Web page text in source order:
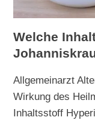
Welche
Allgemeinarzt
Wirkung des
Inhaltsstoff